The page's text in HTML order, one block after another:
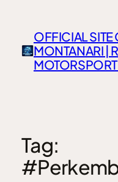
OFFICIAL SITE
MONTANARI |
Tag: